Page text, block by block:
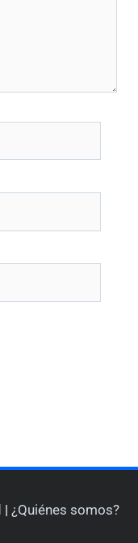
| ¿Quiénes somos?